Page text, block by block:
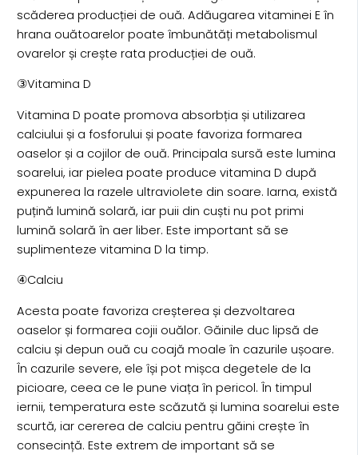
scăderea producției de ouă. Adăugarea vitaminei E în
hrana ouătoarelor poate îmbunătăți metabolismul
ovarelor și crește rata producției de ouă.
③Vitamina D
Vitamina D poate promova absorbția și utilizarea
calciului și a fosforului și poate favoriza formarea
oaselor și a cojilor de ouă. Principala sursă este lumina
soarelui, iar pielea poate produce vitamina D după
expunerea la razele ultraviolete din soare. Iarna, există
puțină lumină solară, iar puii din cuști nu pot primi
lumină solară în aer liber. Este important să se
suplimenteze vitamina D la timp.
④Calciu
Acesta poate favoriza creșterea și dezvoltarea
oaselor și formarea cojii ouălor. Găinile duc lipsă de
calciu și depun ouă cu coajă moale în cazurile ușoare.
În cazurile severe, ele își pot mișca degetele de la
picioare, ceea ce le pune viața în pericol. În timpul
iernii, temperatura este scăzută și lumina soarelui este
scurtă, iar cererea de calciu pentru găini crește în
consecință. Este extrem de important să se